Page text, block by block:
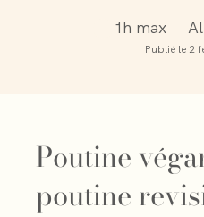
1h max
Publié le 2
Poutine
poutine